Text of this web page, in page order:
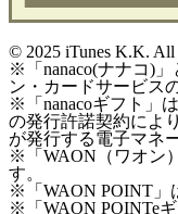
© 2025 iTunes K.K. All
※「nanaco(ナナコ)
ン・カードサービス
※「nanacoギフト」
の発行許諾契約によ
が発行する電子マネ
※「WAON（ワオン
す。
※「WAON POINT」
※「WAON POINTe